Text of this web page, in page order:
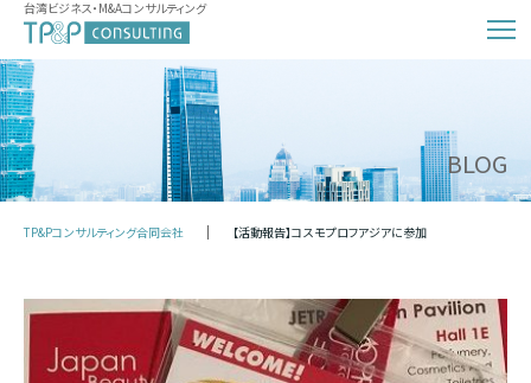
台湾ビジネス・M&Aコンサルティング
BLOG
TP&Pコンサルティング合同会社 【活動報告】コスモプロフアジアに参加